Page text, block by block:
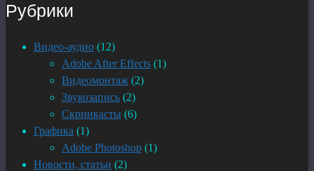
Рубрики
Видео-аудио (12)
Adobe After Effects (1)
Видеомонтаж (2)
Звукозапись (2)
Скринкасты (6)
Графика (1)
Adobe Photoshop (1)
Новости, статьи (2)